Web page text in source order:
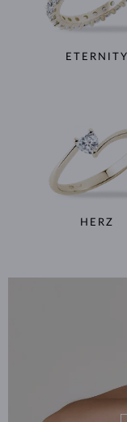
ETERNITY
HERZ